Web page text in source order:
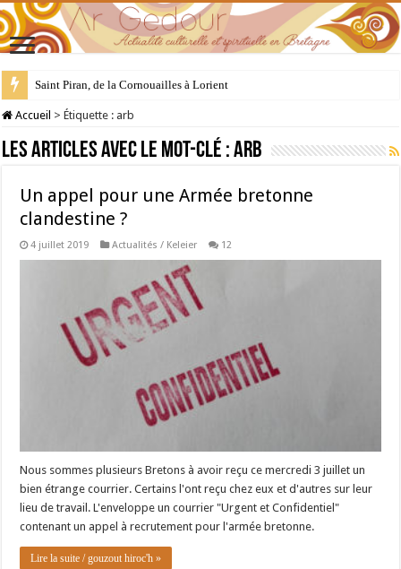
Saint Piran, de la Cornouailles à Lorient
Accueil > Étiquette : arb
Les articles avec le mot-clé :arb
Un appel pour une Armée bretonne
clandestine ?
4 juillet 2019 Actualités / Keleier 12
Nous sommes plusieurs Bretons à avoir reçu ce mercredi 3 juillet un
bien étrange courrier. Certains l'ont reçu chez eux et d'autres sur leur
lieu de travail. L'enveloppe un courrier "Urgent et Confidentiel"
contenant un appel à recrutement pour l'armée bretonne.
Lire la suite / gouzout hiroc'h »